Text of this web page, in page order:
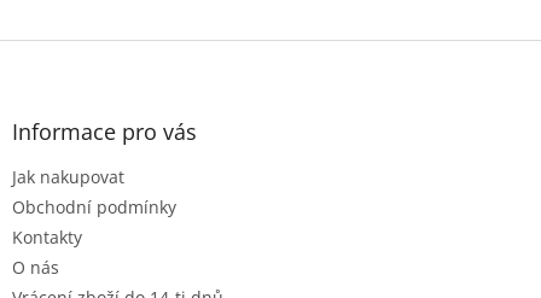
Z
Informace pro vás
Jak nakupovat
Obchodní podmínky
Kontakty
O nás